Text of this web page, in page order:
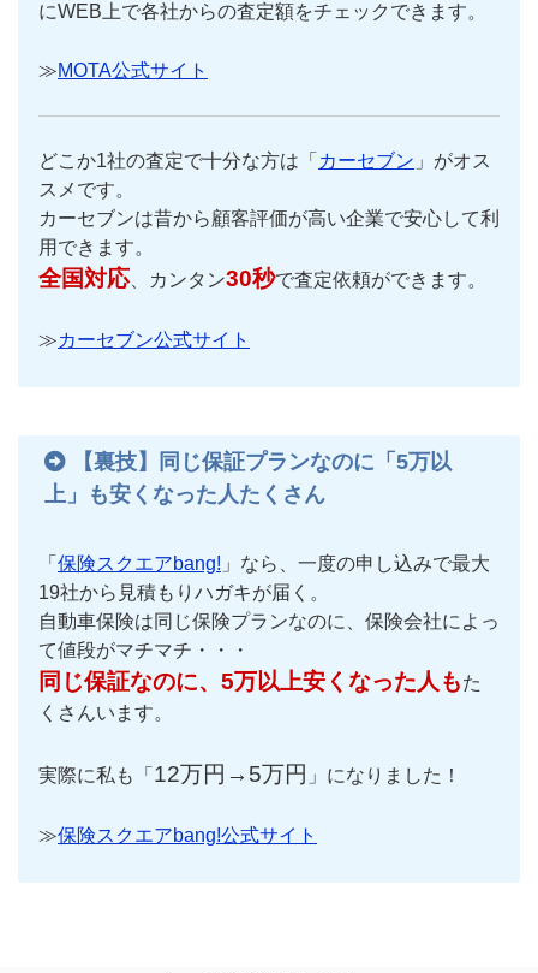
にWEB上で各社からの査定額をチェックできます。
≫MOTA公式サイト
どこか1社の査定で十分な方は「 カーセブン 」がオス
スメです。
カーセブンは昔から顧客評価が高い企業で安心して利
用できます。
全国対応、カンタン30秒で査定依頼ができます。
≫カーセブン公式サイト
【裏技】同じ保証プランなのに「5万以
上」も安くなった人たくさん
「 保険スクエアbang! 」なら、一度の申し込みで最大
19社から見積もりハガキが届く。
自動車保険は同じ保険プランなのに、保険会社によっ
て値段がマチマチ・・・
同じ保証なのに、5万以上安くなった人もた
くさんいます。
実際に私も「 12万円→5万円 」になりました！
≫保険スクエアbang!公式サイト